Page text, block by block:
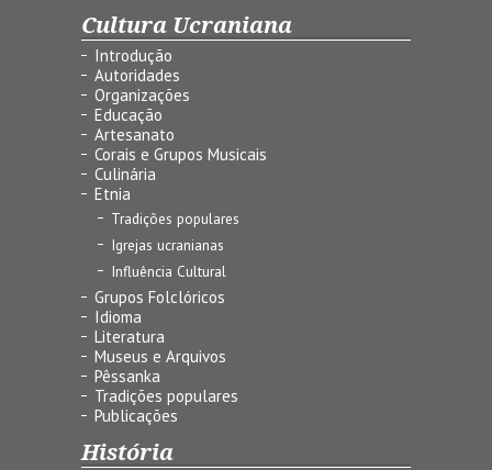
Cultura Ucraniana
Introdução
Autoridades
Organizações
Educação
Artesanato
Corais e Grupos Musicais
Culinária
Etnia
Tradições populares
Igrejas ucranianas
Influência Cultural
Grupos Folclóricos
Idioma
Literatura
Museus e Arquivos
Pêssanka
Tradições populares
Publicações
História